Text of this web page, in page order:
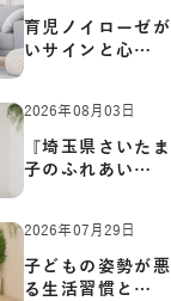
育児ノイローゼ
いサインと心…
2026年08月03日
『埼玉県さいた
子のふれあい…
2026年07月29日
子どもの姿勢が
る生活習慣と…